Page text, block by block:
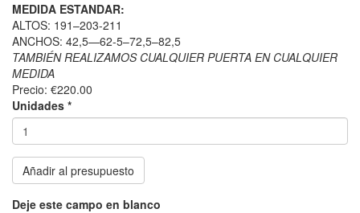
MEDIDA ESTANDAR:
ALTOS: 191–203-211
ANCHOS: 42,5—62-5–72,5–82,5
TAMBIÉN REALIZAMOS CUALQUIER PUERTA EN CUALQUIER
MEDIDA
Precio: €220.00
Unidades *
Añadir al presupuesto
Deje este campo en blanco